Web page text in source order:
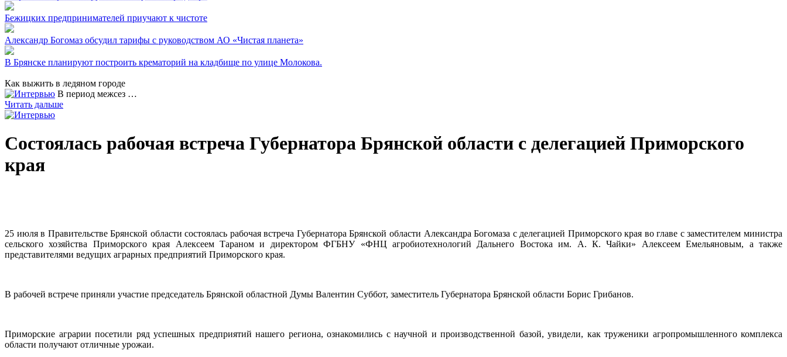
Бежицких предпринимателей приучают к чистоте
Александр Богомаз обсудил тарифы с руководством АО «Чистая планета»
В Брянске планируют построить крематорий на кладбище по улице Молокова.
Как выжить в ледяном городе
В период межсез …
Читать дальше
Состоялась рабочая встреча Губернатора Брянской области с делегацией Приморского
края
25 июля в Правительстве Брянской области состоялась рабочая встреча Губернатора Брянской области Александра Богомаза с делегацией Приморского края во главе с заместителем министра
сельского хозяйства Приморского края Алексеем Тараном и директором ФГБНУ «ФНЦ агробиотехнологий Дальнего Востока им. А. К. Чайки» Алексеем Емельяновым, а также
представителями ведущих аграрных предприятий Приморского края.
В рабочей встрече приняли участие председатель Брянской областной Думы Валентин Суббот, заместитель Губернатора Брянской области Борис Грибанов.
Приморские аграрии посетили ряд успешных предприятий нашего региона, ознакомились с научной и производственной базой, увидели, как труженики агропромышленного комплекса
области получают отличные урожаи.